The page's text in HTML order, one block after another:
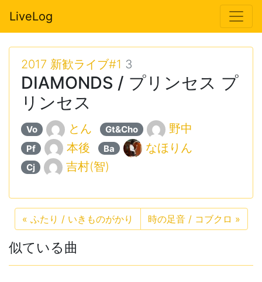
LiveLog
2017 新歓ライブ#1 3
DIAMONDS / プリンセス プ
リンセス
Vo とん Gt&Cho 野中
Pf 本後 Ba なほりん
Cj 吉村(智)
« ふたり / いきものがかり 時の足音 / コブクロ »
似ている曲